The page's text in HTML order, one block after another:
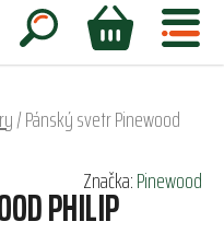
Hledat
NÁKUPNÍ
/Pánský svetr Pinewood
PHILIP
Značka:Pinewood